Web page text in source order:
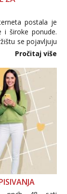
postala je
i široke ponude.
se pojavljuju
internetske
Pročitaj više